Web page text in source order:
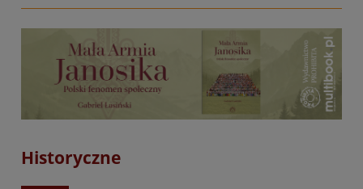
Historyczne